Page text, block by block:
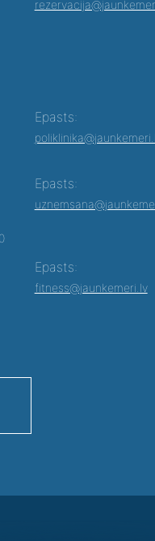
Epasts:
Epasts:
Epasts:
fitness@jaunkemeri.lv